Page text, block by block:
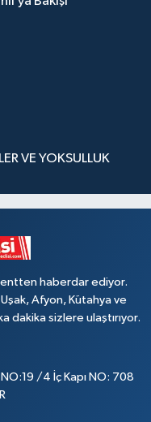
VE YOKSULLUK
haberdar ediyor.
Afyon, Kütahya ve
dakika sizlere ulaştırıyor.
/4 İç Kapı NO: 708